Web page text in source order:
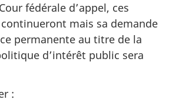
fédérale d’appel, ces
mais sa demande
permanente au titre de la
d’intérêt public sera
: